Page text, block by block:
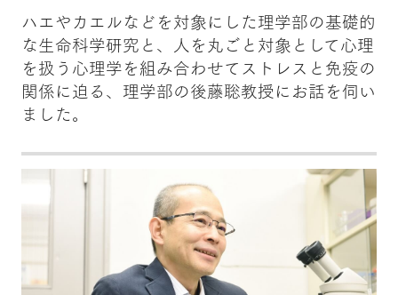
ハエやカエルなどを対象にした理学部の基礎的
な生命科学研究と、人を丸ごと対象として心理
を扱う心理学を組み合わせてストレスと免疫の
関係に迫る、理学部の後藤聡教授にお話を伺い
ました。